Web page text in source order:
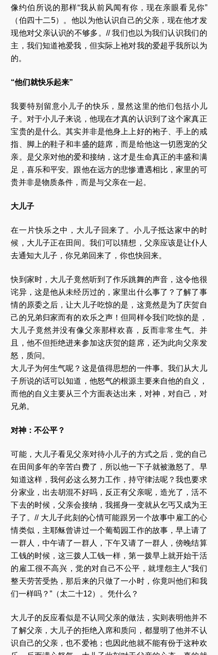
像约伯所说的那样“我从前风闻有你，现在亲眼看见你”
（伯四十二5）。他以为他认识自己的父亲，现在他才发
现他对父亲认识的不够多。// 我们也以为我们认识我们的
主，我们知道祂爱我，但实际上祂对我的爱超乎我所以为
的。
“他们就快乐起来”
我要特别留意小儿子的快乐，显然这里的他们包括小儿
子。对于小儿子来说，他现在才真的认识到了这个家真正
宝贵的是什么。其实并非是他身上上好的袍子、手上的戒
指、脚上的鞋子和丰盛的筵席，而是给他这一切恩宠的父
亲。是父亲对他的爱和接纳，这才是生命真正的丰盛和满
足，喜乐和平安。跟他在远方的悲惨遭遇相比，家里的可
贵并非是物质条件，而是与父亲在一起。
大儿子
在一片快乐之中，大儿子回来了。小儿子抵达家中的时
候，大儿子正在田间。我们可以猜想，父亲应该是让仆人
去通知大儿子，你兄弟回来了，你也快回来。
快到家时，大儿子竟然听到了作乐跳舞的声音，这令他很
诧异，这是他从未经历过的，家里出什么事了？了解了事
情的原委之后，让大儿子吃惊的是，这竟然是为了庆贺自
己的兄弟归家而有的欢乐之声！但同样令我们吃惊的是，
大儿子竟然并没有像父亲那样欢喜，反而非常生气。并
且，他不但拒绝进来参加这庆贺的筵席，还为此向父亲发
怒，质问。
大儿子为何生气呢？这是值得思想的一件事。我们从大儿
子所说的话可以知道，他怒气的根源主要来自他的自义，
而他的自义主要从三个方面表达出来，对神，对自己，对
兄弟。
对神：不公平？
可能，大儿子看见父亲对待小儿子的方式之后，觉的自己
在田间多年的辛苦白费了，所以他一下子就被激怒了。早
知道这样，我何必这么努力工作，持守律法呢？我也要求
分家业，出去胡混不好吗，反正有父亲呢，造光了，活不
下去的时候，父亲会接纳，我摇身一变就从乞丐又成为王
子了。// 大儿子此刻的心情可能跟另一个故事中雇工的心
情类似，主耶稣曾讲过一个葡萄园工作的故事，早上请了
一群人，中午请了一群人，下午又请了一群人，傍晚结算
工钱的时候，这三拨人工钱一样，第一拨早上就开始干活
的雇工很不高兴，觉的对自己不公平，就埋怨主人“我们
整天劳苦受热，那后来的只做了一小时，你竟叫他们和我
们一样吗？”（太二十12）。凭什么？
大儿子的反应看似是不认同父亲的做法，实则表明他并不
了解父亲，大儿子的拒绝入席和质问，都显明了他并不认
识自己的父亲，也不爱祂；也因此他就不能有份于这种欢